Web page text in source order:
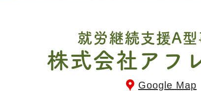
就労継続支援A
株式会社アフ
Google Map